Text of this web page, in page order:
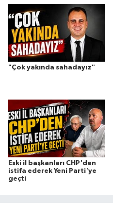
"Çok yakında sahadayız"
Eski il başkanları CHP'den
istifa ederek Yeni Parti'ye
geçti